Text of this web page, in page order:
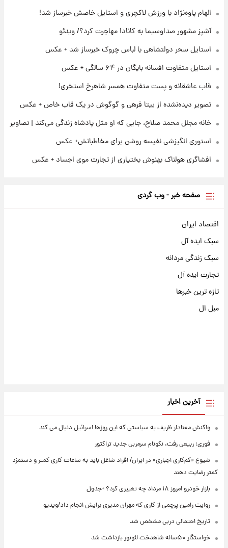
۲۱ ساعت پیش
تصاویر عمامه بستن به شیوه خاتمی/ویدیو
افشای محل پناهگاه‌ رهبر شهید روی آنتن زنده
الهام پاوه‌نژاد با ورزش لاکچری و استایل خاصش خبرساز شد!
آشپز مشهور صداوسیما به کانادا مهاجرت کرد؟/ ویدئو
استایل سحر دولتشاهی با لباس چروک خبرساز شد + عکس
استایل متفاوت افسانه بایگان در ۶۴ سالگی + عکس
قاب عاشقانه و پست متفاوت همسر شاهرخ استخری!
تصویر دیده‌نشده از بیتا فرهی و گوگوش در یک قاب خاص + عکس
خانه مجلل محمد صلاح، جایی که او مثل پادشاه زندگی می‌کند | تصاویر
استوری انگیزشی نفیسه روشن برای مخاطبانش+ عکس
افشاگری هولناک بهنوش بختیاری از تجارت موی اجساد + عکس
صفحه خبر - وب گردی
اقتصاد ایران
سبک ایده آل
سبک زندگی مردانه
تجارت ایده آل
تازه ترین خبرها
مبل ال
آخرین اخبار
واکنش معنادار ظریف به سیاستی که این روزها اسرائیل دنبال می کند
فوری: ربیعی رفت، نکونام سرمربی جدید تراکتور
شیوع «کم‌کاری اجباری» در ایران/ افراد شاغل باید به ساعات کاری کمتر و دستمزد
کمتر رضایت دهند
بازار خودرو امروز ۱۸ مرداد چه تغییری کرد؟ +جدول
روایت رامین پرچمی از کاری که مهران مدیری برایش انجام داد/ویدیو
تاریخ احتمالی دربی مشخص شد
خواستگار ۵۰ساله شاهدخت لئونور بازداشت شد